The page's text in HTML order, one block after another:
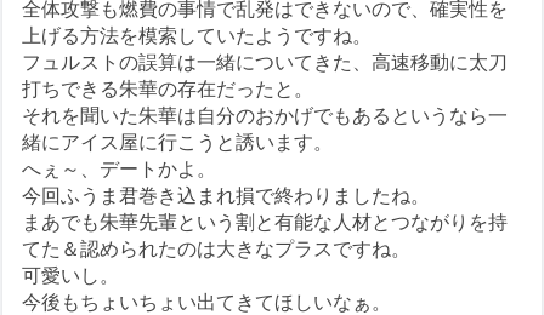
全体攻撃も燃費の事情で乱発はできないので、確実性を
上げる方法を模索していたようですね。
フュルストの誤算は一緒についてきた、高速移動に太刀
打ちできる朱華の存在だったと。
それを聞いた朱華は自分のおかげでもあるというなら一
緒にアイス屋に行こうと誘います。
へぇ～、デートかよ。
今回ふうま君巻き込まれ損で終わりましたね。
まあでも朱華先輩という割と有能な人材とつながりを持
てた＆認められたのは大きなプラスですね。
可愛いし。
今後もちょいちょい出てきてほしいなぁ。